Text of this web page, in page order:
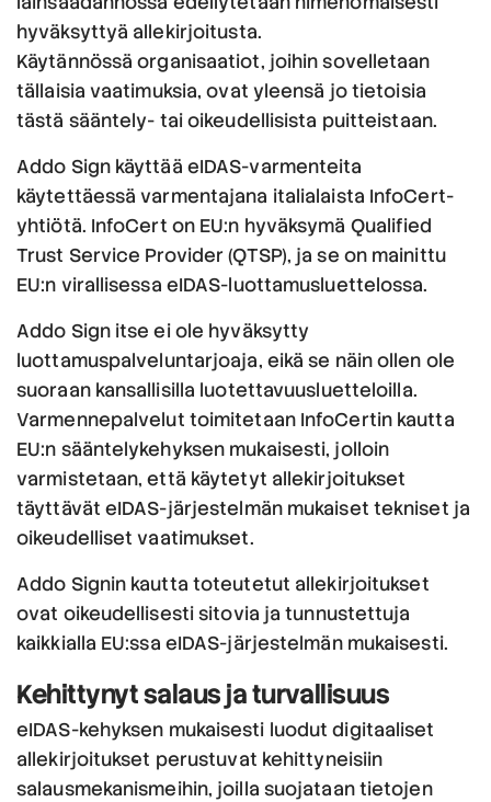
hyväksyttyä allekirjoitusta.
Käytännössä organisaatiot, joihin sovelletaan
tällaisia vaatimuksia, ovat yleensä jo tietoisia
tästä sääntely- tai oikeudellisista puitteistaan.
Addo Sign käyttää eIDAS-varmenteita
käytettäessä varmentajana italialaista InfoCert-
yhtiötä. InfoCert on EU:n hyväksymä Qualified
Trust Service Provider (QTSP), ja se on mainittu
EU:n virallisessa eIDAS-luottamusluettelossa.
Addo Sign itse ei ole hyväksytty
luottamuspalveluntarjoaja, eikä se näin ollen ole
suoraan kansallisilla luotettavuusluetteloilla.
Varmennepalvelut toimitetaan InfoCertin kautta
EU:n sääntelykehyksen mukaisesti, jolloin
varmistetaan, että käytetyt allekirjoitukset
täyttävät eIDAS-järjestelmän mukaiset tekniset ja
oikeudelliset vaatimukset.
Addo Signin kautta toteutetut allekirjoitukset
ovat oikeudellisesti sitovia ja tunnustettuja
kaikkialla EU:ssa eIDAS-järjestelmän mukaisesti.
Kehittynyt salaus ja turvallisuus
eIDAS-kehyksen mukaisesti luodut digitaaliset
allekirjoitukset perustuvat kehittyneisiin
salausmekanismeihin, joilla suojataan tietojen